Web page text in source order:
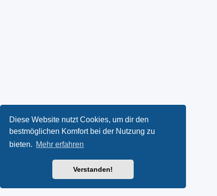
Diese Website nutzt Cookies, um dir den
bestmöglichen Komfort bei der Nutzung zu
bieten. Mehr erfahren
Verstanden!